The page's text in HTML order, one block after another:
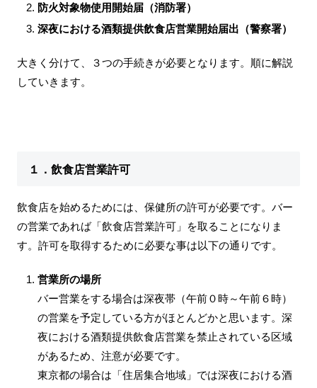
防火対象物使用開始届（消防署）
深夜における酒類提供飲食店営業開始届出（警察署）
大きく分けて、３つの手続きが必要となります。順に解説
していきます。
１．飲食店営業許可
飲食店を始めるためには、保健所の許可が必要です。バー
の営業であれば「飲食店営業許可」を取ることになりま
す。許可を取得するために必要な事は以下の通りです。
営業所の場所
バー営業をする場合は深夜帯（午前０時～午前６時）
の営業を予定している方がほとんどかと思います。深
夜における酒類提供飲食店営業を禁止されている区域
があるため、注意が必要です。
東京都の場合は「住居集合地域」では深夜における酒